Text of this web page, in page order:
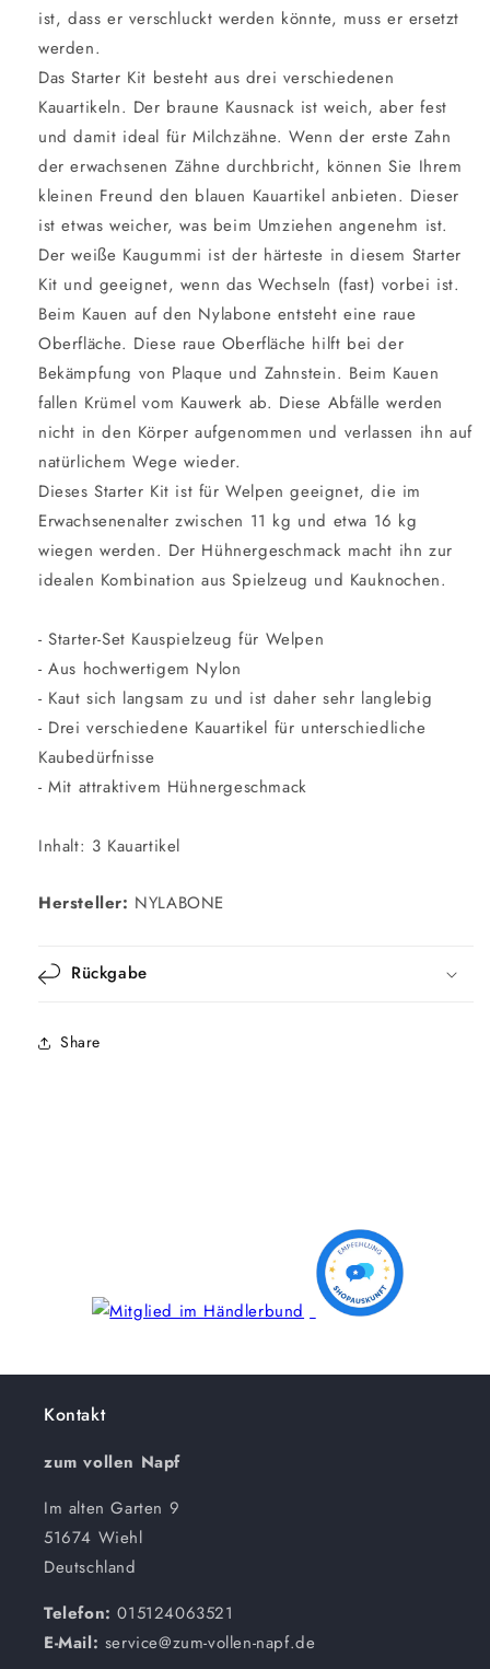
ist, dass er verschluckt werden könnte, muss er ersetzt
werden.
Das Starter Kit besteht aus drei verschiedenen
Kauartikeln. Der braune Kausnack ist weich, aber fest
und damit ideal für Milchzähne. Wenn der erste Zahn
der erwachsenen Zähne durchbricht, können Sie Ihrem
kleinen Freund den blauen Kauartikel anbieten. Dieser
ist etwas weicher, was beim Umziehen angenehm ist.
Der weiße Kaugummi ist der härteste in diesem Starter
Kit und geeignet, wenn das Wechseln (fast) vorbei ist.
Beim Kauen auf den Nylabone entsteht eine raue
Oberfläche. Diese raue Oberfläche hilft bei der
Bekämpfung von Plaque und Zahnstein. Beim Kauen
fallen Krümel vom Kauwerk ab. Diese Abfälle werden
nicht in den Körper aufgenommen und verlassen ihn auf
natürlichem Wege wieder.
Dieses Starter Kit ist für Welpen geeignet, die im
Erwachsenenalter zwischen 11 kg und etwa 16 kg
wiegen werden. Der Hühnergeschmack macht ihn zur
idealen Kombination aus Spielzeug und Kauknochen.
- Starter-Set Kauspielzeug für Welpen
- Aus hochwertigem Nylon
- Kaut sich langsam zu und ist daher sehr langlebig
- Drei verschiedene Kauartikel für unterschiedliche
Kaubedürfnisse
- Mit attraktivem Hühnergeschmack
Inhalt: 3 Kauartikel
Hersteller: NYLABONE
Rückgabe
Share
Kontakt
zum vollen Napf
Im alten Garten 9
51674 Wiehl
Deutschland
Telefon:015124063521
E-Mail: service@zum-vollen-napf.de